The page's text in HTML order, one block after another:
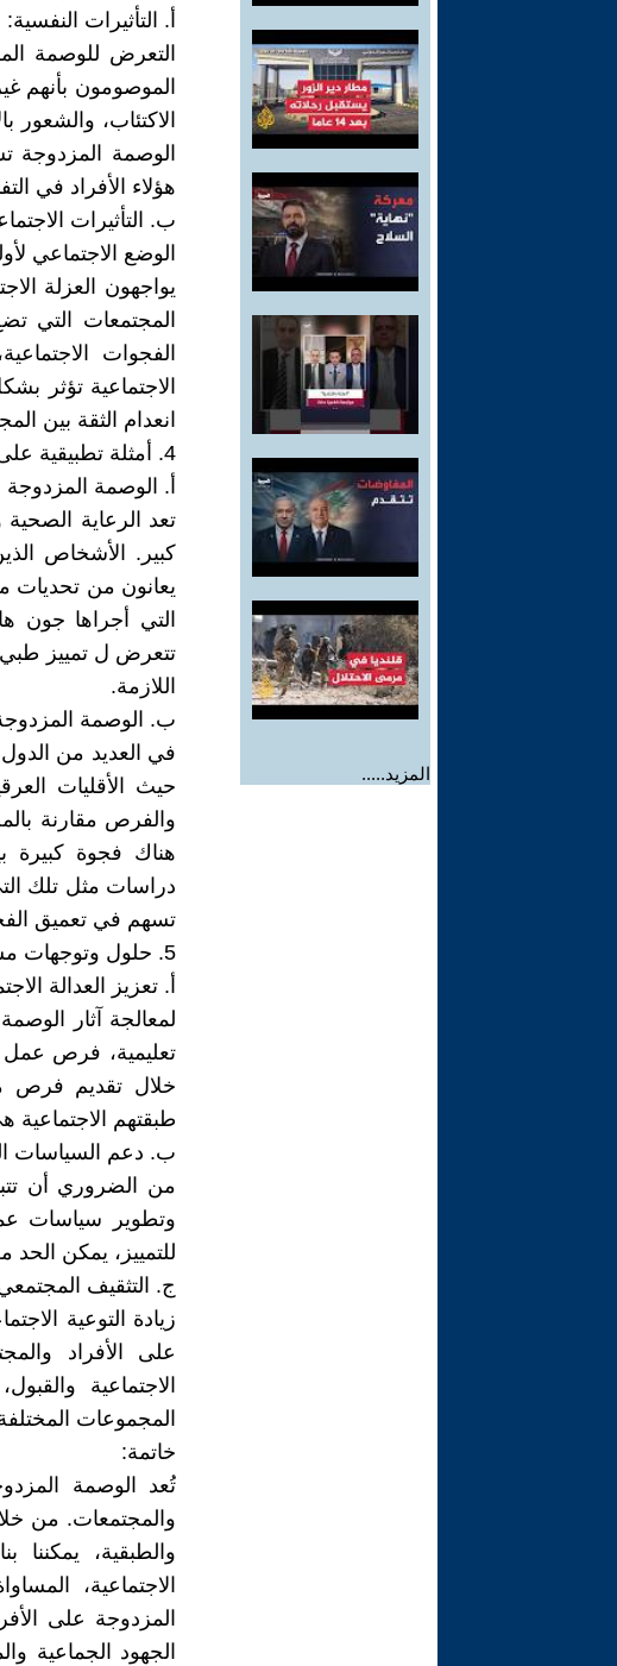
المزيد.....
أ. التأثيرات النفسية:
التعرض للوصمة
الموصومون بأنهم
الوصمة
هؤلاء الأفراد في
ب. التأثيرات
الوضع الاجتماعي
يواجهون العزلة
المجتمعات التي
الفجوات
الاجتماعية تؤثر
انعدام الثقة بين
4. أمثلة تطبيقية على الوصمة المزدوجة في المجتمع المعاصر
أ. الوصمة
تعد الرعاية
كبير. الأشخاص
يعانون من
تتعرض ل تمييز
اللازمة.
ب. الوصمة
في العديد من
حيث الأقليات
والفرص مقارنة
هناك فجوة كبيرة
تسهم في تعميق
5. حلول وتوجهات مستقبلية للتعامل مع الوصمة المزدوجة
أ. تعزيز العدالة
لمعالجة آثار
تعليمية، فرص عمل
خلال تقديم فرص
طبقتهم الاجتماعية
ب. دعم السياسات
من الضروري أن
وتطوير سياسات
للتمييز، يمكن الحد
ج. التثقيف
زيادة التوعية
على الأفراد
الاجتماعية
المجموعات
خاتمة:
تُعد الوصمة
والمجتمعات. من
والطبقية، يمكننا
الاجتماعية،
المزدوجة على
الجهود الجماعية